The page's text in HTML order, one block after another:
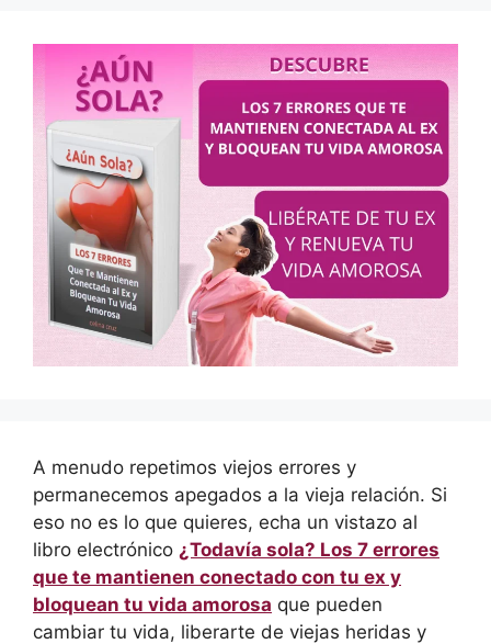
A menudo repetimos viejos errores y
permanecemos apegados a la vieja relación. Si
eso no es lo que quieres, echa un vistazo al
libro electrónico ¿Todavía sola? Los 7 errores
que te mantienen conectado con tu ex y
bloquean tu vida amorosa que pueden
cambiar tu vida, liberarte de viejas heridas y